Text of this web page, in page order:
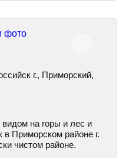
г., Приморский,
на горы и лес и
Приморском районе г.
чистом районе.